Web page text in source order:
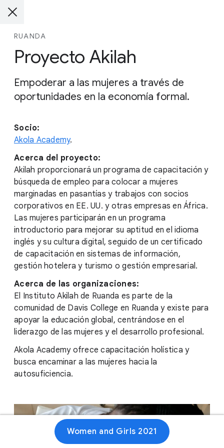
RUANDA
Proyecto Akilah
Empoderar a las mujeres a través de
oportunidades en la economía formal.
Socio:
Akola Academy.
Acerca del proyecto:
Akilah proporcionará un programa de capacitación y
búsqueda de empleo para colocar a mujeres
marginadas en pasantías y trabajos con socios
corporativos en EE. UU. y otras empresas en África.
Las mujeres participarán en un programa
introductorio para mejorar su aptitud en el idioma
inglés y su cultura digital, seguido de un certificado
de capacitación en sistemas de información,
gestión hotelera y turismo o gestión empresarial.
Acerca de las organizaciones:
El Instituto Akilah de Ruanda es parte de la
comunidad de Davis College en Ruanda y existe para
apoyar la educación global, centrándose en el
liderazgo de las mujeres y el desarrollo profesional.
Akola Academy ofrece capacitación holística y
busca encaminar a las mujeres hacia la
autosuficiencia.
Women and Girls 2021